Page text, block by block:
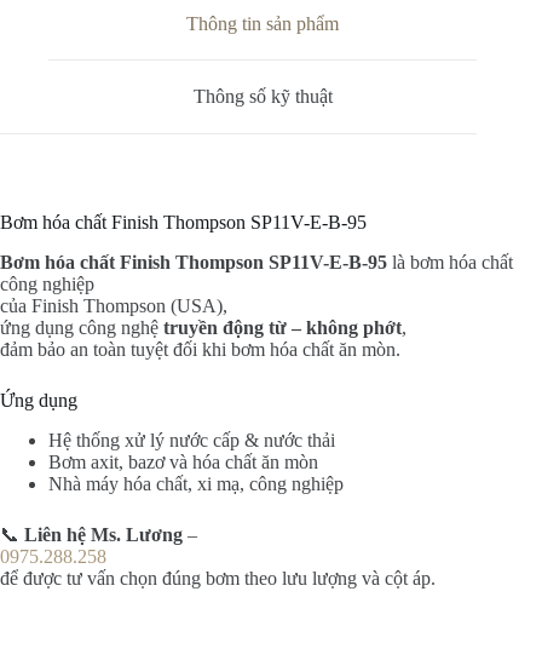
Thông tin sản phẩm
Thông số kỹ thuật
Bơm hóa chất Finish Thompson SP11V-E-B-95
Bơm hóa chất Finish Thompson SP11V-E-B-95 là bơm hóa chất
công nghiệp
của Finish Thompson (USA),
ứng dụng công nghệ truyền động từ – không phớt,
đảm bảo an toàn tuyệt đối khi bơm hóa chất ăn mòn.
Ứng dụng
Hệ thống xử lý nước cấp & nước thải
Bơm axit, bazơ và hóa chất ăn mòn
Nhà máy hóa chất, xi mạ, công nghiệp
📞 Liên hệ Ms. Lương –
0975.288.258
để được tư vấn chọn đúng bơm theo lưu lượng và cột áp.